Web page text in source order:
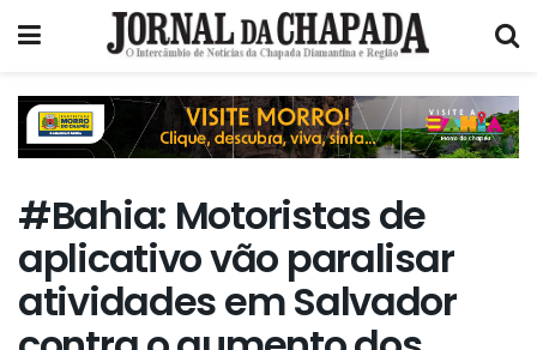
#Bahia: Motoristas de
aplicativo vão paralisar
atividades em Salvador